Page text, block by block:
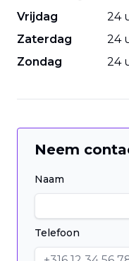
Vrijdag
24
Zaterdag
24
Zondag
24
Neem
Naam
Telefoon